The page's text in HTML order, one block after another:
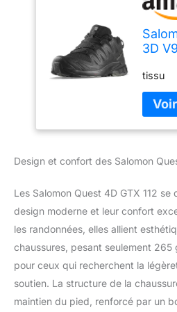
3D
tissu
Design et confort des Salomon
Les Salomon Quest 4D GTX 112
design moderne et leur confort
les randonnées, elles allient
chaussures, pesant seulement
pour ceux qui recherchent la
soutien. La structure de la
maintien du pied, renforcé par un